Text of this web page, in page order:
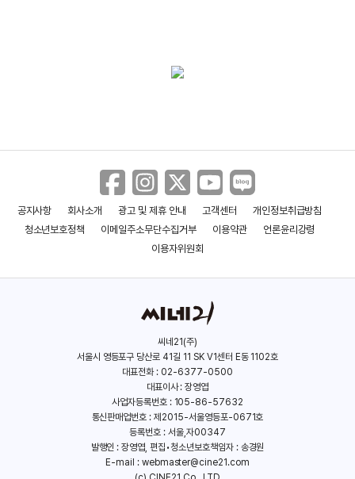
공지사항 회사소개 광고 및 제휴 안내 고객센터
개인정보취급방침
청소년보호정책
이메일주소무단수집거부 이용약관
언론윤리강령
이용자위원회
씨네21(주)
서울시 영등포구 당산로 41길 11 SK V1센터 E동 1102호
대표전화 : 02-6377-0500
대표이사 : 장영엽
사업자등록번호 : 105-86-57632
통신판매업번호 : 제2015-서울영등포-0671호
등록번호 : 서울,자00347
발행인 : 장영엽, 편집•청소년보호책임자 : 송경원
E-mail : webmaster@cine21.com